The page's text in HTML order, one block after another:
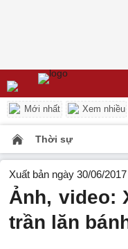
Mới nhất Xem nhiều
Thời sự
Xuất bản ngày 30/06/
Ảnh, video:
trần lăn